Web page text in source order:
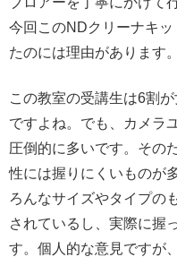
今回このNDクリーナキ
たのには理由があります。
この教室の受講生は6割
ですよね。でも、カメラ
圧倒的に多いです。その
性には握りにくいものが
ろんなサイズやタイプの
されているし、実際に握
す。個人的な意見ですが